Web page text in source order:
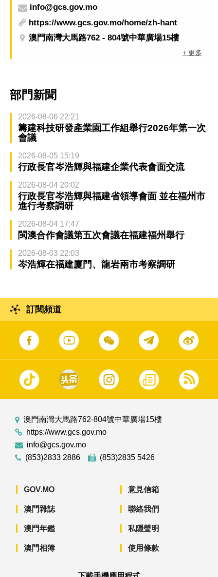
info@gcs.gov.mo
https://www.gcs.gov.mo/home/zh-hant
澳門南灣大馬路762 - 804號中華廣場15樓
+ 更多
部門新聞
2026-08-06 22:21
籌建科技研發產業園工作組舉行2026年第一次
會議
2026-08-05 15:19
行政長官岑浩輝與福建企業代表會面交流
2026-08-04 20:02
行政長官岑浩輝與福建省領導會面 並在福州市
進行考察調研
2026-08-04 17:47
閩澳合作會議第五次會議在福建福州舉行
2026-08-03 22:03
岑浩輝在福建廈門、龍岩兩市考察調研
訂閱頻道
澳門南灣大馬路762-804號中華廣場15樓
https://www.gcs.gov.mo
info@gcs.gov.mo
(853)2833 2886
(853)2835 5426
GOV.MO
澳門雜誌
澳門年鑑
澳門相簿
意見信箱
聯絡我們
私隱聲明
使用條款